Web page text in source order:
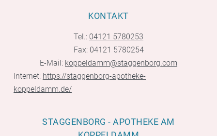
KONTAKT
Tel.: 04121 5780253
Fax: 04121 5780254
E-Mail: koppeldamm@staggenborg.com
Internet: https://staggenborg-apotheke-
koppeldamm.de/
STAGGENBORG - APOTHEKE AM